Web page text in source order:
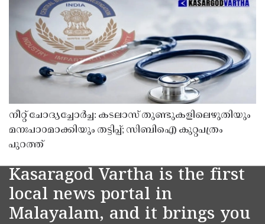
നീറ്റ് ചോദ്യച്ചോർച്ച: കടലാസ് തുണ്ടുകളിലെഴുതിയും
മനഃപാഠമാക്കിയും തട്ടിപ്പ്; സിബിഐ കുറ്റപത്രം
പുറത്ത്
Kasaragod Vartha is the first
local news portal in
Malayalam, and it brings you